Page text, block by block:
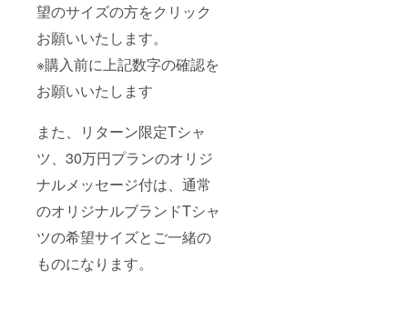
望のサイズの方をクリック
お願いいたします。
※購入前に上記数字の確認を
お願いいたします
また、リターン限定Tシャ
ツ、30万円プランのオリジ
ナルメッセージ付は、通常
のオリジナルブランドTシャ
ツの希望サイズとご一緒の
ものになります。